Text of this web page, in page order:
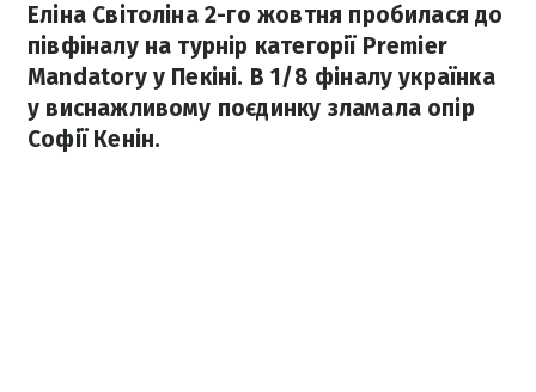
Еліна Світоліна 2-го жовтня пробилася до
півфіналу на турнір категорії Premier
Mandatory у Пекіні. В 1/8 фіналу українка
у виснажливому поєдинку зламала опір
Софії Кенін.